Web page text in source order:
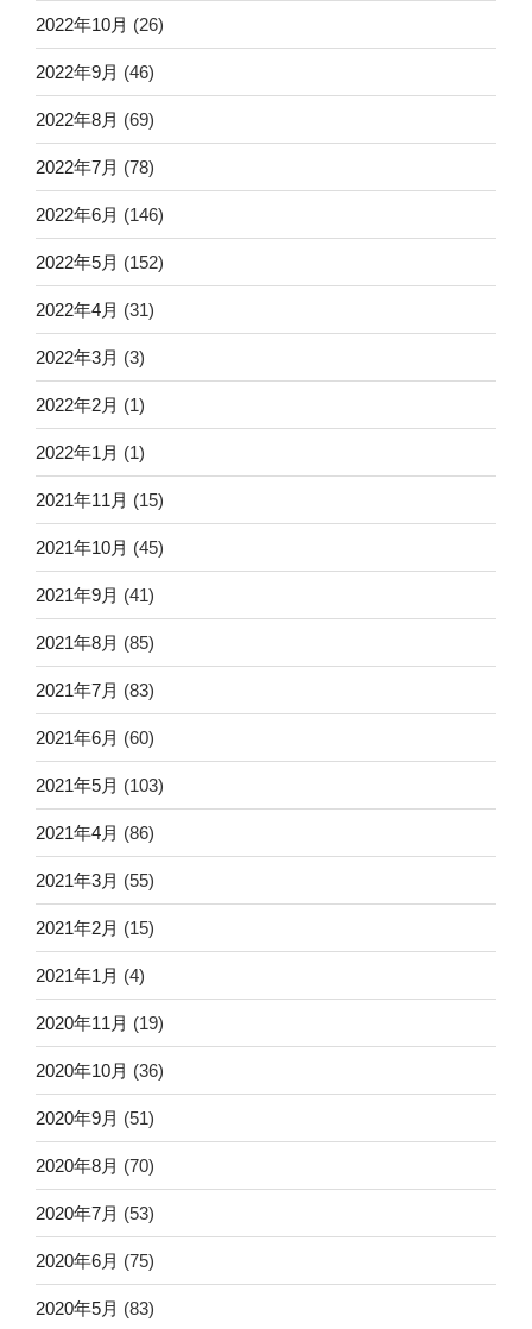
2022年10月 (26)
2022年9月 (46)
2022年8月 (69)
2022年7月 (78)
2022年6月 (146)
2022年5月 (152)
2022年4月 (31)
2022年3月 (3)
2022年2月 (1)
2022年1月 (1)
2021年11月 (15)
2021年10月 (45)
2021年9月 (41)
2021年8月 (85)
2021年7月 (83)
2021年6月 (60)
2021年5月 (103)
2021年4月 (86)
2021年3月 (55)
2021年2月 (15)
2021年1月 (4)
2020年11月 (19)
2020年10月 (36)
2020年9月 (51)
2020年8月 (70)
2020年7月 (53)
2020年6月 (75)
2020年5月 (83)